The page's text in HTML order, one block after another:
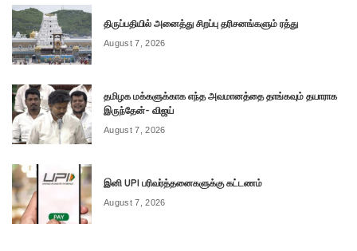
திருப்பதியில் அனைத்து சிறப்பு தரிசனங்களும் ரத்து
August 7, 2026
தமிழக மக்களுக்காக எந்த அவமானத்தை தாங்கவும் தயாராக
இருந்தேன்- விஜய்
August 7, 2026
இனி UPI பரிவர்த்தனைகளுக்கு கட்டணம்
August 7, 2026